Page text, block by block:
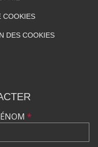
COOKIES
DES COOKIES
*